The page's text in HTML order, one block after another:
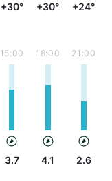
+30° +30° +24°
15:00
3.7
18:00
4.1
21:00
2.6